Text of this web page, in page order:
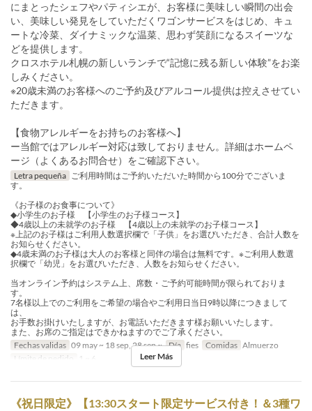
にまとったシェフやパティシエが、お客様に美味しい瞬間の出会
い、美味しい発見をしていただくワゴンサービスをはじめ、キュ
ートな冷菜、ダイナミックな温菜、思わず笑顔になるスイーツな
どを提供します。
クロスホテル札幌の新しいランチで“記憶に残る新しい体験”をお楽
しみください。
※20歳未満のお客様へのご予約及びアルコール提供は控えさせてい
ただきます。
【食物アレルギーをお持ちのお客様へ】
ー当館ではアレルギー対応は致しておりません。詳細はホームペ
ージ（よくあるお問合せ）をご確認下さい。
Letra pequeña ご利用時間はご予約いただいた時間から100分でございま
す。
《お子様のお食事について》
◆小学生のお子様 【小学生のお子様コース】
◆4歳以上の未就学のお子様 【4歳以上の未就学のお子様コース】
※上記のお子様はご利用人数選択欄で「子供」をお選びいただき、合計人数を
お知らせください。
◆4歳未満のお子様は大人のお客様と同伴の場合は無料です。※ご利用人数選
択欄で「幼児」をお選びいただき、人数をお知らせください。
当オンライン予約はシステム上、席数・ご予約可能時間が限られておりま
す。
7名様以上でのご利用をご希望の場合やご利用日当日9時以降につきまして
は、
お手数お掛けいたしますが、お電話いただきます様お願いいたします。
また、お席のご指定はできかねますのでご了承ください。
Fechas validas 09 may ~ 18 sep, 28 sep ~ Día fies Comidas Almuerzo
Límite de pedido
1 ~ 6 Leer Más
《祝日限定》【13:30スタート限定サービス付き！＆3種ワ